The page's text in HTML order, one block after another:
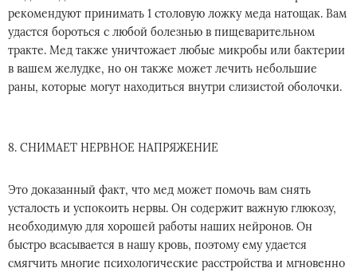
рекомендуют принимать 1 столовую ложку меда натощак. Вам
удастся бороться с любой болезнью в пищеварительном
тракте. Мед также уничтожает любые микробы или бактерии
в вашем желудке, но он также может лечить небольшие
раны, которые могут находиться внутри слизистой оболочки.
8. СНИМАЕТ НЕРВНОЕ НАПРЯЖЕНИЕ
Это доказанный факт, что мед может помочь вам снять
усталость и успокоить нервы. Он содержит важную глюкозу,
необходимую для хорошей работы наших нейронов. Он
быстро всасывается в нашу кровь, поэтому ему удается
смягчить многие психологические расстройства и мгновенно